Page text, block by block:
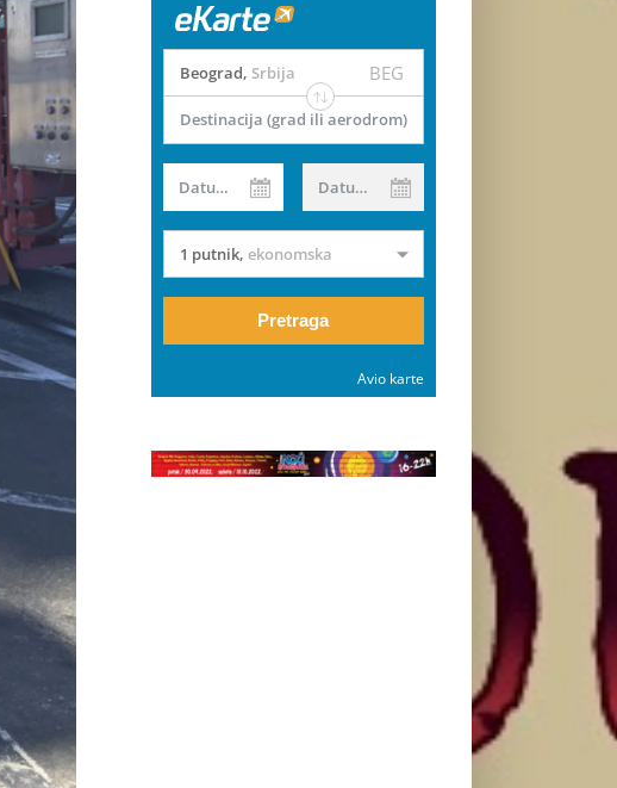
Beograd, Srbija BEG
Destinacija (grad ili aerodrom)
Datum od Datum do
1 putnik, ekonomska
Pretraga
Avio karte